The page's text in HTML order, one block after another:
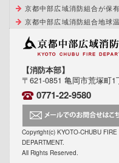
京都中部広域消防組合が保
京都中部広域消防組合地球
【消防本部】
〒621-0851 亀岡市荒塚町1
0771-22-9580
Copyright(c) KYOTO-CHUBU FIRE
DEPARTMENT.
All Rights Reserved.